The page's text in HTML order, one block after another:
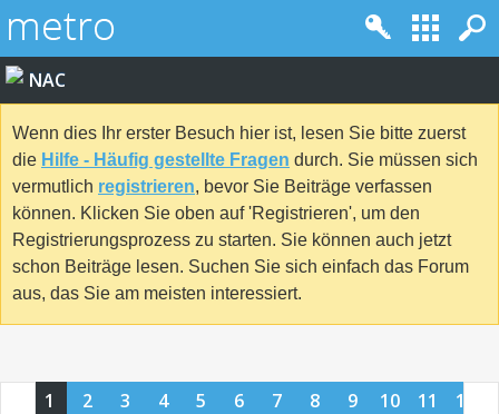
NAC
Wenn dies Ihr erster Besuch hier ist, lesen Sie bitte zuerst
die Hilfe - Häufig gestellte Fragen durch. Sie müssen sich
vermutlich registrieren, bevor Sie Beiträge verfassen
können. Klicken Sie oben auf 'Registrieren', um den
Registrierungsprozess zu starten. Sie können auch jetzt
schon Beiträge lesen. Suchen Sie sich einfach das Forum
aus, das Sie am meisten interessiert.
1 2 3 4 5 6 7 8 9 10 11
12